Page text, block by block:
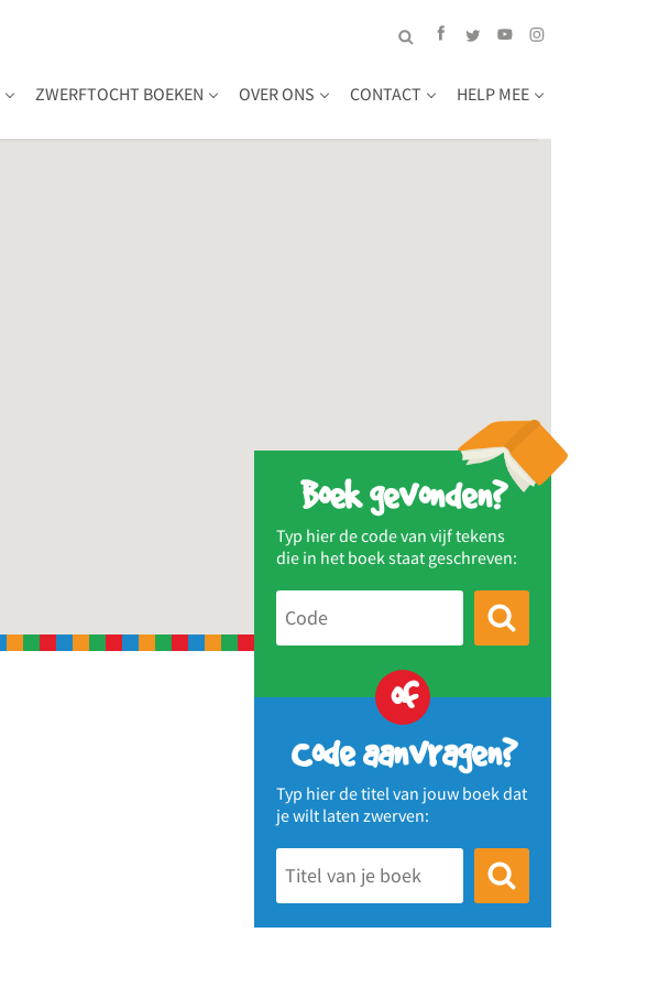
ZWERFTOCHT BOEKEN OVER ONS CONTACT HELP MEE
Boek gevonden?
Typ hier de code van vijf tekens
die in het boek staat geschreven:
of
Code aanvragen?
Typ hier de titel van jouw boek dat
je wilt laten zwerven: